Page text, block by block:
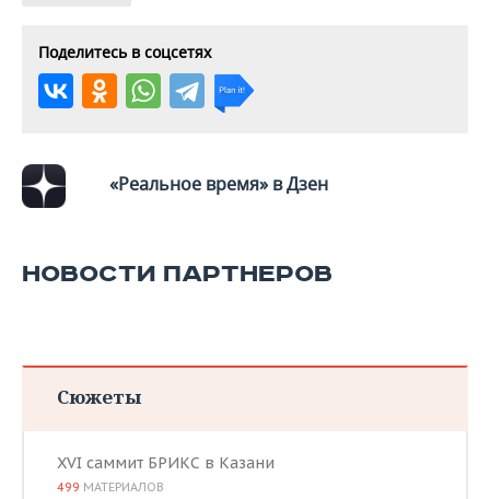
ВОДНЫЕ ВИДЫ СПОРТА
ОБРАЗОВАНИЕ
Поделитесь в соцсетях
«Реальное время» в Дзен
НОВОСТИ ПАРТНЕРОВ
Сюжеты
XVI саммит БРИКС в Казани
499 МАТЕРИАЛОВ